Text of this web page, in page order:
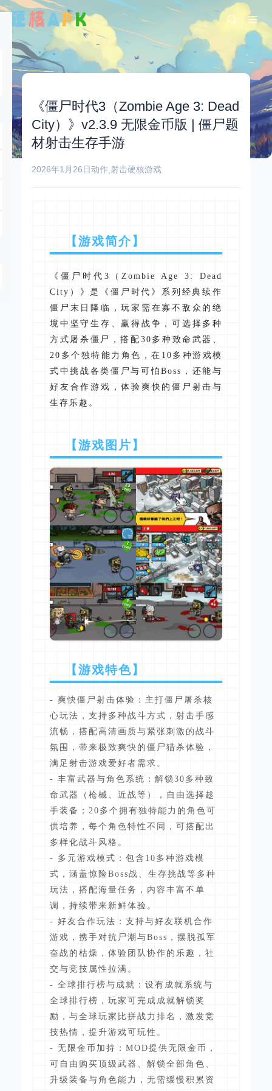
《僵尸时代3（Zombie Age 3: Dead
City）》v2.3.9 无限金币版 | 僵尸题
材射击生存手游
2026年1月26日动作 射击硬核游戏
【游戏简介】
《僵尸时代3（Zombie Age 3: Dead
City）》是《僵尸时代》系列经典续作
僵尸末日降临，玩家需在寡不敌众的绝
境中坚守生存、赢得战争，可选择多种
方式屠杀僵尸，搭配30多种致命武器、
20多个独特能力角色，在10多种游戏模
式中挑战各类僵尸与可怕Boss，还能与
好友合作游戏，体验爽快的僵尸射击与
生存乐趣。
【游戏图片】
【游戏特色】
- 爽快僵尸射击体验：主打僵尸屠杀核
心玩法，支持多种战斗方式，射击手感
流畅，搭配高清画质与紧张刺激的战斗
氛围，带来极致爽快的僵尸猎杀体验，
满足射击游戏爱好者需求。
- 丰富武器与角色系统：解锁30多种致
命武器（枪械、近战等），自由选择趁
手装备；20多个拥有独特能力的角色可
供培养，每个角色特性不同，可搭配出
多样化战斗风格。
- 多元游戏模式：包含10多种游戏模
式，涵盖惊险Boss战、生存挑战等多种
玩法，搭配海量任务，内容丰富不单
调，持续带来新鲜体验。
- 好友合作玩法：支持与好友联机合作
游戏，携手对抗尸潮与Boss，摆脱孤军
奋战的枯燥，体验团队协作的乐趣，社
交与竞技属性拉满。
- 全球排行榜与成就：设有成就系统与
全球排行榜，玩家可完成成就解锁奖
励，与全球玩家比拼战力排名，激发竞
技热情，提升游戏可玩性。
- 无限金币加持：MOD提供无限金币，
可自由购买顶级武器、解锁全部角色、
升级装备与角色能力，无需缓慢积累资